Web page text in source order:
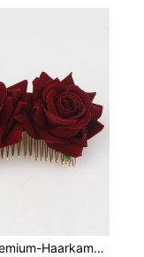
1 Stück Premium-Haarkamm für Damen aus Samt und Legierung mit burgunderroter Rose, böhmischer Braut-Hochzeits-Haarclip mit künstlicher Blume, Kopfschmuck für Urlaub und Party, Haaraccessoire für Schulanfang, Tanz und Abendkleid